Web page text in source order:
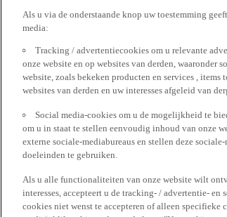
Als u via de onderstaande knop uw toestemming
media:
Tracking / advertentiecookies om u relevante
onze website en op websites van derden, waaronder
website, zoals bekeken producten en services ,
websites van derden en uw interesses afgeleid van
Social media-cookies om u de mogelijkheid te
om u in staat te stellen eenvoudig inhoud van onze
externe sociale-mediabureaus en stellen deze
doeleinden te gebruiken.
Als u alle functionaliteiten van onze website wilt
interesses, accepteert u de tracking- / advertentie-
cookies niet wenst te accepteren of alleen